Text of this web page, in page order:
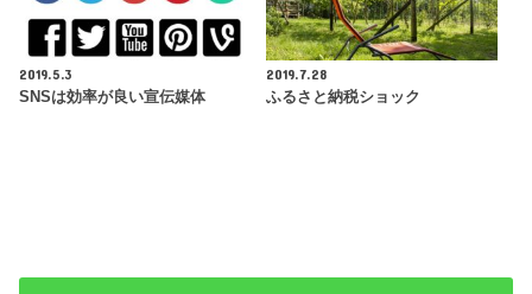
2019.5.3
SNSは効率が良い宣伝媒体
2019.7.28
ふるさと納税ショック